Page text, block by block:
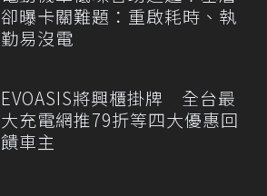
卻曝卡關難題：重啟耗時、執
勤易沒電
EVOASIS將興櫃掛牌 全台最
大充電網推79折等四大優惠回
饋車主